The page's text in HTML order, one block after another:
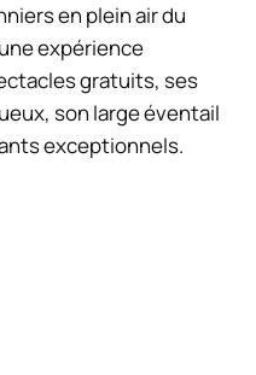
en plein air du
expérience
gratuits, ses
son large éventail
exceptionnels.